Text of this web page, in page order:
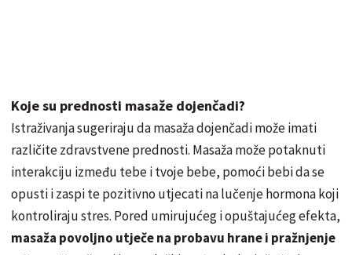
Koje su prednosti masaže dojenčadi?
Istraživanja sugeriraju da masaža dojenčadi može imati
različite zdravstvene prednosti. Masaža može potaknuti
interakciju između tebe i tvoje bebe, pomoći bebi da se
opusti i zaspi te pozitivno utjecati na lučenje hormona koji
kontroliraju stres. Pored umirujućeg i opuštajućeg efekta,
masaža povoljno utječe na probavu hrane i pražnjenje